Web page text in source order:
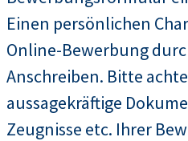
Einen persönlichen
Online-Bewerbung
Anschreiben. Bitte
aussagekräftige
Zeugnisse etc. Ihrer